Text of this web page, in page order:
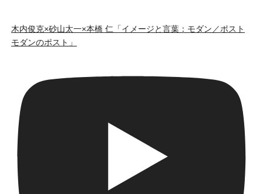
木内俊克×砂山太一×本橋 仁「イメージと言葉：モダン／ポスト
モダンのポスト」